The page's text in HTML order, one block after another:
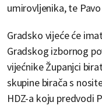
umirovljenika, te
Gradsko vijeće će
Gradskog izbornog
vijećnike Županjci
skupine birača s
HDZ-a koju predvodi